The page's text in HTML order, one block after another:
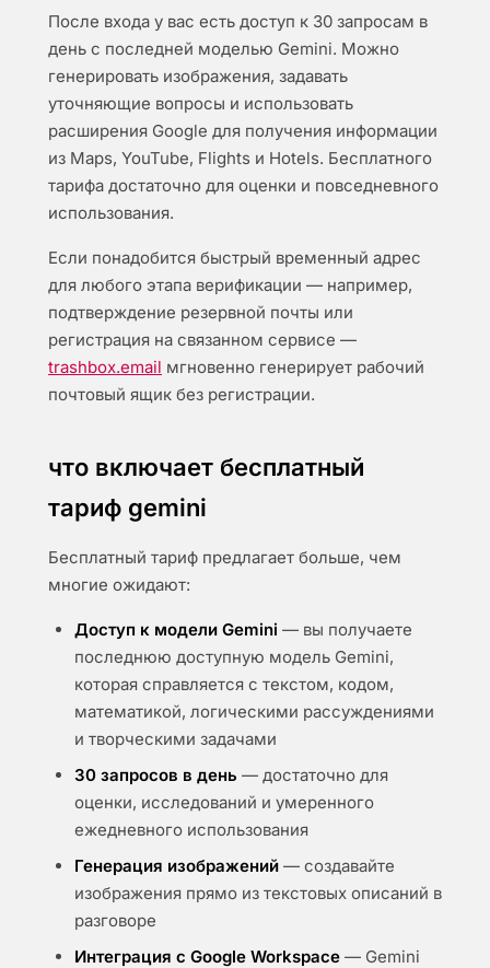
После входа у вас есть доступ к 30 запросам в
день с последней моделью Gemini. Можно
генерировать изображения, задавать
уточняющие вопросы и использовать
расширения Google для получения информации
из Maps, YouTube, Flights и Hotels. Бесплатного
тарифа достаточно для оценки и повседневного
использования.
Если понадобится быстрый временный адрес
для любого этапа верификации — например,
подтверждение резервной почты или
регистрация на связанном сервисе —
trashbox.email мгновенно генерирует рабочий
почтовый ящик без регистрации.
что включает бесплатный
тариф gemini
Бесплатный тариф предлагает больше, чем
многие ожидают:
Доступ к модели Gemini — вы получаете
последнюю доступную модель Gemini,
которая справляется с текстом, кодом,
математикой, логическими рассуждениями
и творческими задачами
30 запросов в день — достаточно для
оценки, исследований и умеренного
ежедневного использования
Генерация изображений — создавайте
изображения прямо из текстовых описаний в
разговоре
Интеграция с Google Workspace — Gemini